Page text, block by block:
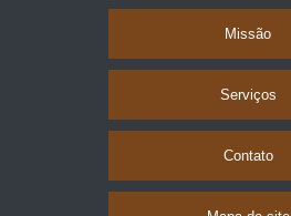
Missão
Serviços
Contato